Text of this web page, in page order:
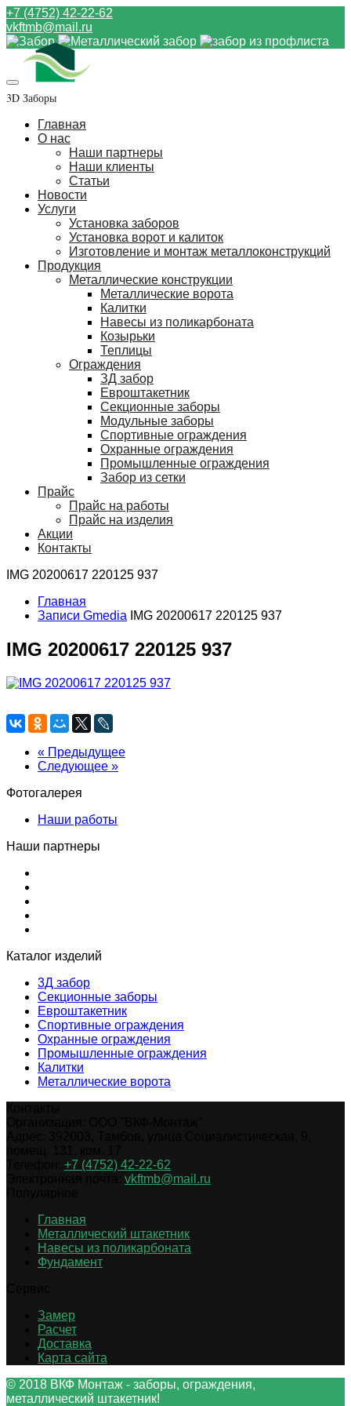
+7 (4752) 42-22-62
vkftmb@mail.ru
3D Заборы
Главная
О нас
Наши партнеры
Наши клиенты
Статьи
Новости
Услуги
Установка заборов
Установка ворот и калиток
Изготовление и монтаж металлоконструкций
Продукция
Металлические конструкции
Металлические ворота
Калитки
Навесы из поликарбоната
Козырьки
Теплицы
Ограждения
ЗД забор
Евроштакетник
Секционные заборы
Модульные заборы
Спортивные ограждения
Охранные ограждения
Промышленные ограждения
Забор из сетки
Прайс
Прайс на работы
Прайс на изделия
Акции
Контакты
IMG 20200617 220125 937
Главная
Записи Gmedia
IMG 20200617 220125 937
IMG 20200617 220125 937
« Предыдущее
Следующее »
Фотогалерея
Наши работы
Наши партнеры
Каталог изделий
3Д забор
Секционные заборы
Евроштакетник
Спортивные ограждения
Охранные ограждения
Промышленные ограждения
Калитки
Металлические ворота
+7 (4752) 42-22-62
vkftmb@mail.ru
Главная
Металлический штакетник
Навесы из поликарбоната
Фундамент
Замер
Расчет
Доставка
Карта сайта
© 2018 ВКФ Монтаж - заборы, ограждения,
металлический штакетник!